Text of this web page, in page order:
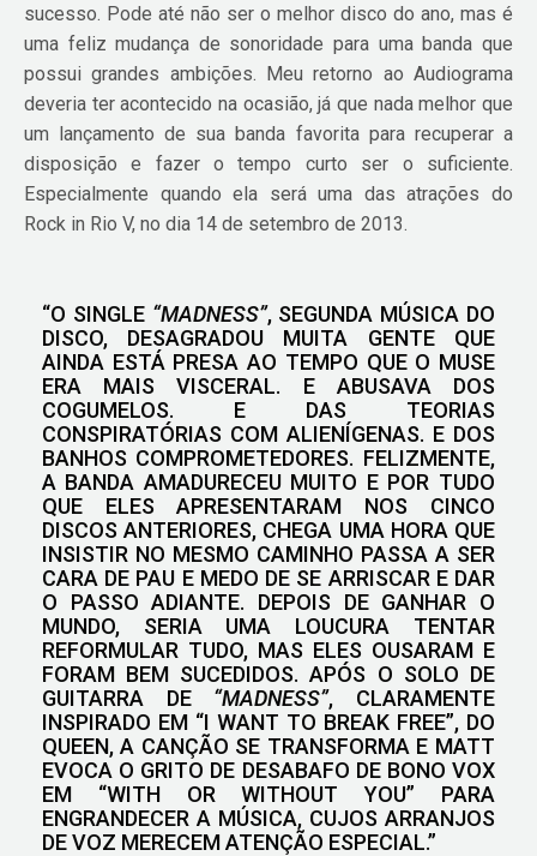
sucesso. Pode até não ser o melhor disco do ano, mas é
uma feliz mudança de sonoridade para uma banda que
possui grandes ambições. Meu retorno ao Audiograma
deveria ter acontecido na ocasião, já que nada melhor que
um lançamento de sua banda favorita para recuperar a
disposição e fazer o tempo curto ser o suficiente.
Especialmente quando ela será uma das atrações do
Rock in Rio V, no dia 14 de setembro de 2013.
“O SINGLE “MADNESS”, SEGUNDA MÚSICA DO
DISCO, DESAGRADOU MUITA GENTE QUE
AINDA ESTÁ PRESA AO TEMPO QUE O MUSE
ERA MAIS VISCERAL. E ABUSAVA DOS
COGUMELOS. E DAS TEORIAS
CONSPIRATÓRIAS COM ALIENÍGENAS. E DOS
BANHOS COMPROMETEDORES. FELIZMENTE,
A BANDA AMADURECEU MUITO E POR TUDO
QUE ELES APRESENTARAM NOS CINCO
DISCOS ANTERIORES, CHEGA UMA HORA QUE
INSISTIR NO MESMO CAMINHO PASSA A SER
CARA DE PAU E MEDO DE SE ARRISCAR E DAR
O PASSO ADIANTE. DEPOIS DE GANHAR O
MUNDO, SERIA UMA LOUCURA TENTAR
REFORMULAR TUDO, MAS ELES OUSARAM E
FORAM BEM SUCEDIDOS. APÓS O SOLO DE
GUITARRA DE “MADNESS”, CLARAMENTE
INSPIRADO EM “I WANT TO BREAK FREE”, DO
QUEEN, A CANÇÃO SE TRANSFORMA E MATT
EVOCA O GRITO DE DESABAFO DE BONO VOX
EM “WITH OR WITHOUT YOU” PARA
ENGRANDECER A MÚSICA, CUJOS ARRANJOS
DE VOZ MERECEM ATENÇÃO ESPECIAL.”